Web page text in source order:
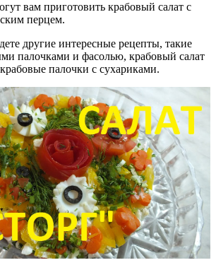
вам приготовить крабовый салат с
перцем.
другие интересные рецепты, такие
палочками и фасолью, крабовый салат
палочки с сухариками.